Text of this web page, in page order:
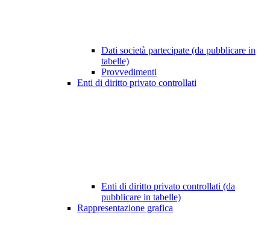
Dati società partecipate (da pubblicare in
tabelle)
Provvedimenti
Enti di diritto privato controllati
Enti di diritto privato controllati (da
pubblicare in tabelle)
Rappresentazione grafica